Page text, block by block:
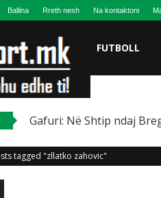
Ballina Rreth nesh Na kontaktoni
FUTBOLL
Gafuri: Në Shtip ndaj
tagged "zllatko zahovic"